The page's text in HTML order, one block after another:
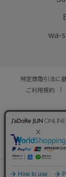
0
wa-
特定商取引法に
ご利用規約
©